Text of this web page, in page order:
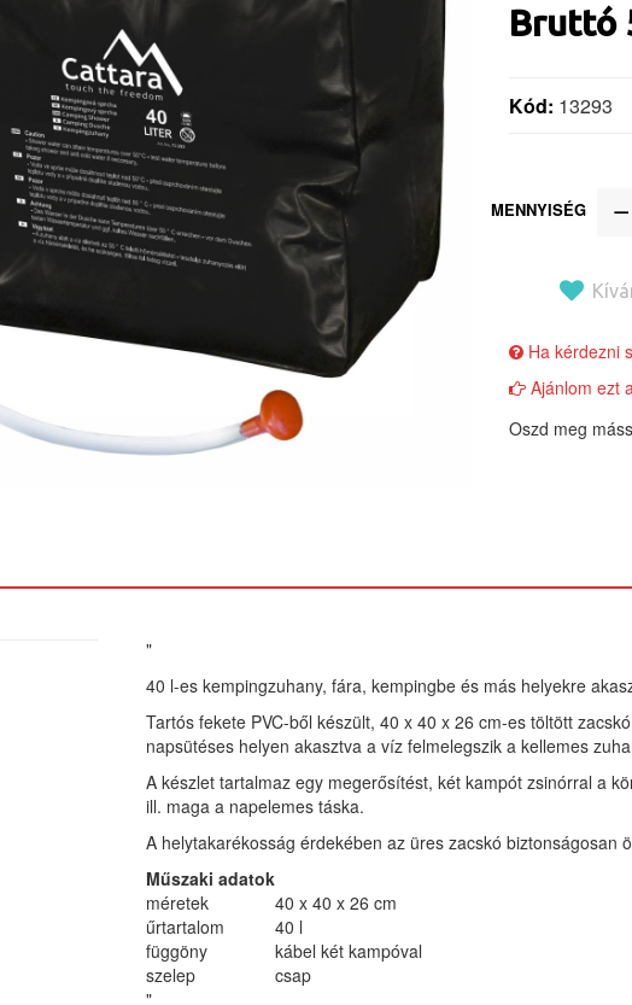
Bruttó
Kód: 13293
MENNYISÉG
Ha kérdezni
Ajánlom ezt
Oszd meg
"
40 l-es kempingzuhany, fára, kempingbe és más helyekre
Tartós fekete PVC-ből készült, 40 x 40 x 26 cm-es töltött
napsütéses helyen akasztva a víz felmelegszik a kellemes
A készlet tartalmaz egy megerősítést, két kampót zsinórral a
ill. maga a napelemes táska.
A helytakarékosság érdekében az üres zacskó biztonságosan
Műszaki adatok
méretek
40 x 40 x 26 cm
űrtartalom
40 l
függöny
kábel két kampóval
szelep
csap
"